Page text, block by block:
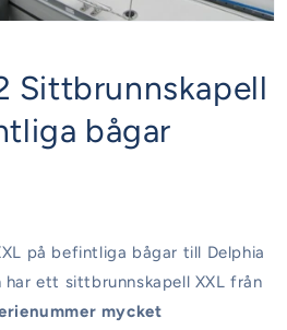
Sittbrunnskapell
bågar
på befintliga bågar till Delphia
ett sittbrunnskapell XXL från
mycket